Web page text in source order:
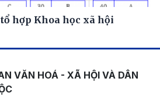
hợp Khoa học xã hội
VĂN HOÁ - XÃ HỘI VÀ DÂN